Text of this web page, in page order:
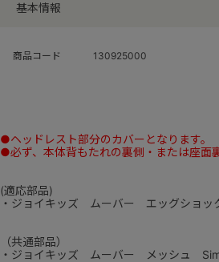
基本情報
商品コード 130925000
●ヘッドレスト部分のカバーとなります。
●必ず、本体背もたれの裏側・または座面
(適応部品)
・ジョイキッズ ムーバー エッグシ
（共通部品）
・ジョイキッズ ムーバー メッシュ